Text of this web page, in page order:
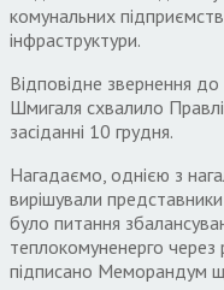
комунальних
інфраструктури.
Відповідне звернення
Шмигаля схвалило
засіданні 10 грудня.
Нагадаємо, однією з
вирішували
було питання
теплокомуненерго через
підписано Меморандум